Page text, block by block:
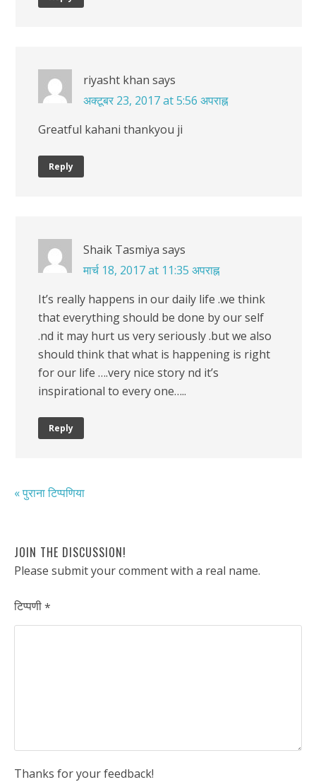
riyasht khan says
अक्टूबर 23, 2017 at 5:56 अपराह्न
Greatful kahani thankyou ji
Reply
Shaik Tasmiya says
मार्च 18, 2017 at 11:35 अपराह्न
It’s really happens in our daily life .we think
that everything should be done by our self
.nd it may hurt us very seriously .but we also
should think that what is happening is right
for our life ….very nice story nd it’s
inspirational to every one…..
Reply
« पुराना टिप्पणिया
JOIN THE DISCUSSION!
Please submit your comment with a real name.
टिप्पणी*
Thanks for your feedback!